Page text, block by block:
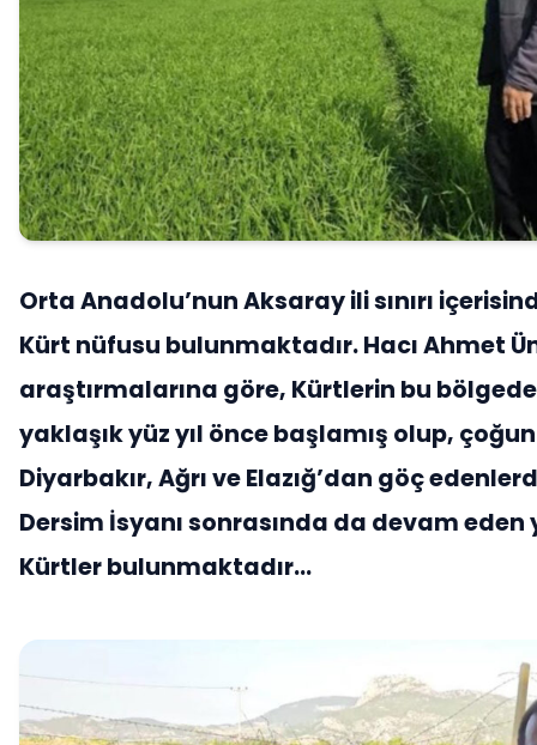
Orta Anadolu’nun Aksaray ili sınırı
Kürt nüfusu bulunmaktadır. Hacı Ahmet
araştırmalarına göre, Kürtlerin bu
yaklaşık yüz yıl önce başlamış olup,
Diyarbakır, Ağrı ve Elazığ’dan göç
Dersim İsyanı sonrasında da devam eden
Kürtler bulunmaktadır…